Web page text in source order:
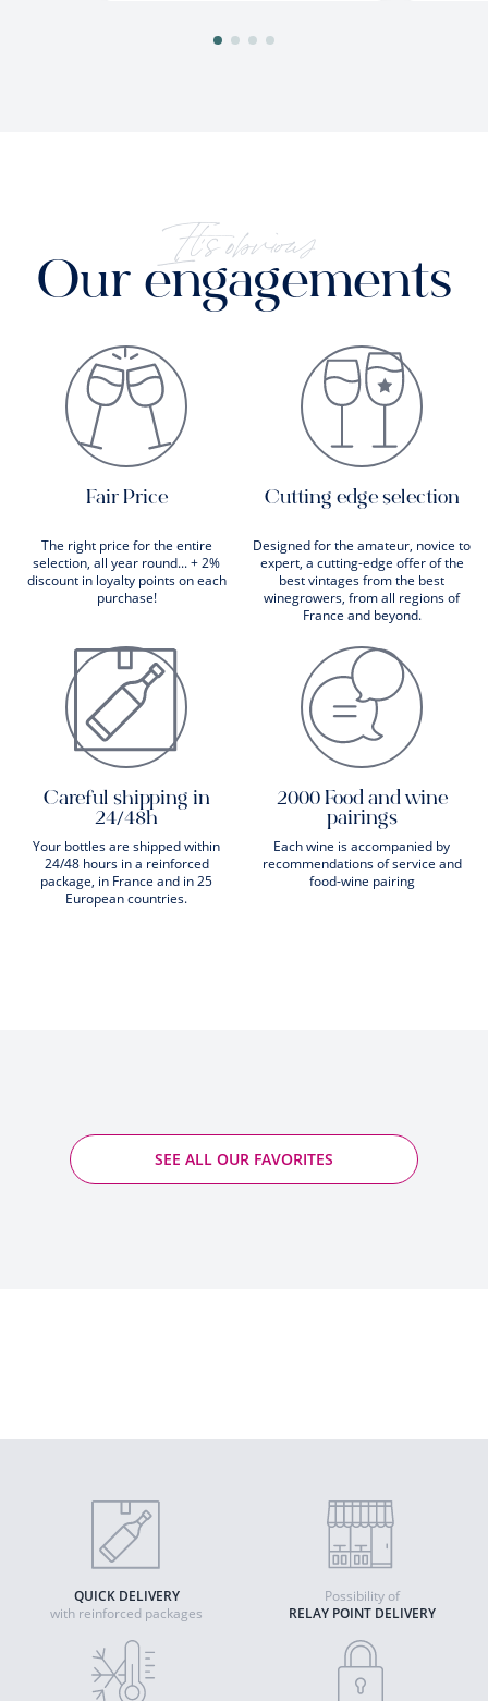
It's obvious
Our engagements
Fair Price
The right price for the entire
selection, all year round... + 2%
discount in loyalty points on each
purchase!
Cutting edge selection
Designed for the amateur, novice to
expert, a cutting-edge offer of the
best vintages from the best
winegrowers, from all regions of
France and beyond.
Careful shipping in
24/48h
Your bottles are shipped within
24/48 hours in a reinforced
package, in France and in 25
European countries.
2000 Food and wine
pairings
Each wine is accompanied by
recommendations of service and
food-wine pairing
SEE ALL OUR FAVORITES
QUICK DELIVERY
with reinforced packages
RELAY POINT DELIVERY
Possibility of